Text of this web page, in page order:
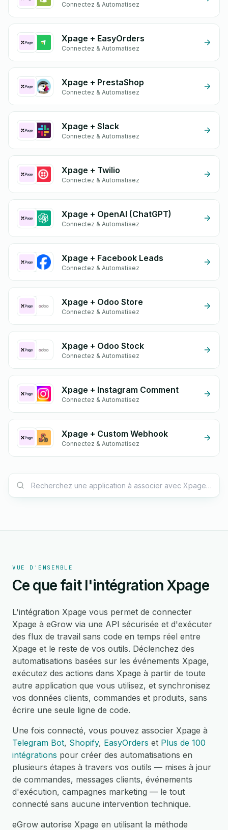
Connectez & Automatisez
Xpage + EasyOrders
Connectez & Automatisez
Xpage + PrestaShop
Connectez & Automatisez
Xpage + Slack
Connectez & Automatisez
Xpage + Twilio
Connectez & Automatisez
Xpage + OpenAI (ChatGPT)
Connectez & Automatisez
Xpage + Facebook Leads
Connectez & Automatisez
Xpage + Odoo Store
Connectez & Automatisez
Xpage + Odoo Stock
Connectez & Automatisez
Xpage + Instagram Comment
Connectez & Automatisez
Xpage + Custom Webhook
Connectez & Automatisez
VUE D'ENSEMBLE
Ce que fait l'intégration Xpage
L'intégration Xpage vous permet de connecter
Xpage à eGrow via une API sécurisée et d'exécuter
des flux de travail sans code en temps réel entre
Xpage et le reste de vos outils. Déclenchez des
automatisations basées sur les événements Xpage,
exécutez des actions dans Xpage à partir de toute
autre application que vous utilisez, et synchronisez
vos données clients, commandes et produits, sans
écrire une seule ligne de code.
Une fois connecté, vous pouvez associer Xpage à
Telegram Bot, Shopify, EasyOrders et Plus de 100
intégrations pour créer des automatisations en
plusieurs étapes à travers vos outils — mises à jour
de commandes, messages clients, événements
d'exécution, campagnes marketing — le tout
connecté sans aucune intervention technique.
eGrow autorise Xpage en utilisant la méthode